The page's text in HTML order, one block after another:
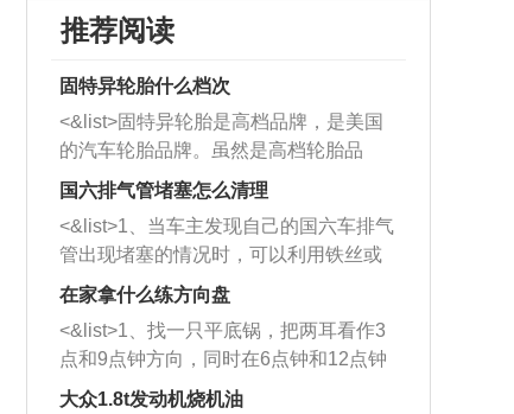
推荐阅读
固特异轮胎什么档次
<&list>固特异轮胎是高档品牌，是美国
的汽车轮胎品牌。虽然是高档轮胎品
牌，但是中高低端的轮胎都有生产，这
也是为了更好的开拓市场。
国六排气管堵塞怎么清理
<&list>1、当车主发现自己的国六车排气
管出现堵塞的情况时，可以利用铁丝或
者是细棍，直接将杂物给取出来，如果
堵塞情况比较严重，也可以采取应急措
施。 <&list>2、直接利用木棍将所有的
杂物推到排气管里面的位置处，然后将
三元催化器拆解开，就可以将堵塞的东
在家拿什么练方向盘
<&list>1、找一只平底锅，把两耳看作3
点和9点钟方向，同时在6点钟和12点钟
方向做一个标记。 <&list>2、双手握住
大众1.8t发动机烧机油